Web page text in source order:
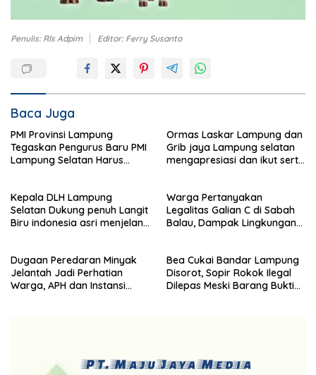
Penulis: Rls Adpim Editor: Ferry Susanto
Baca Juga
PMI Provinsi Lampung
Tegaskan Pengurus Baru PMI
Lampung Selatan Harus
Ormas Laskar Lampung dan
Grib jaya Lampung selatan
mengapresiasi dan ikut serta
(dewan pimpinan cabang)
Partai Demokrat Lampung
Selatan gelar aksi bersih-
Kepala DLH Lampung
Selatan Dukung penuh Langit
Biru indonesia asri menjelang
Warga Pertanyakan
Legalitas Galian C di Sabah
Balau, Dampak Lingkungan
Dugaan Peredaran Minyak
Jelantah Jadi Perhatian
Warga, APH dan Instansi
Bea Cukai Bandar Lampung
Disorot, Sopir Rokok Ilegal
Dilepas Meski Barang Bukti